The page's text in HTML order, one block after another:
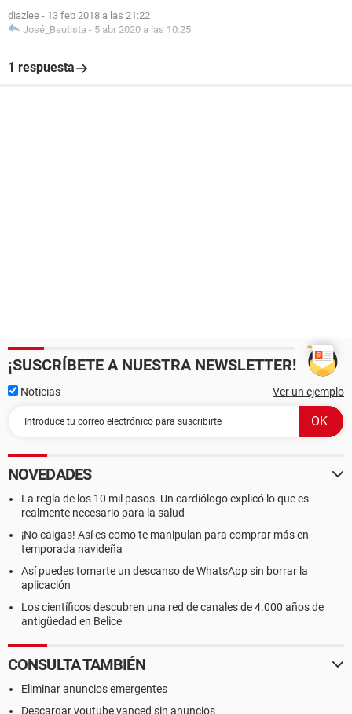
diazlee - 13 feb 2018 a las 21:22
José_Bautista - 5 abr 2020 a las 10:25
1 respuesta
¡SUSCRÍBETE A NUESTRA NEWSLETTER!
Noticias Ver un ejemplo
NOVEDADES
La regla de los 10 mil pasos. Un cardiólogo explicó lo que es
realmente necesario para la salud
¡No caigas! Así es como te manipulan para comprar más en
temporada navideña
Así puedes tomarte un descanso de WhatsApp sin borrar la
aplicación
Los científicos descubren una red de canales de 4.000 años de
antigüedad en Belice
CONSULTA TAMBIÉN
Eliminar anuncios emergentes
Descargar youtube vanced sin anuncios